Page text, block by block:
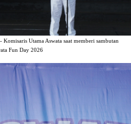
Utama Aswata saat memberi sambutan
Fun Day 2026